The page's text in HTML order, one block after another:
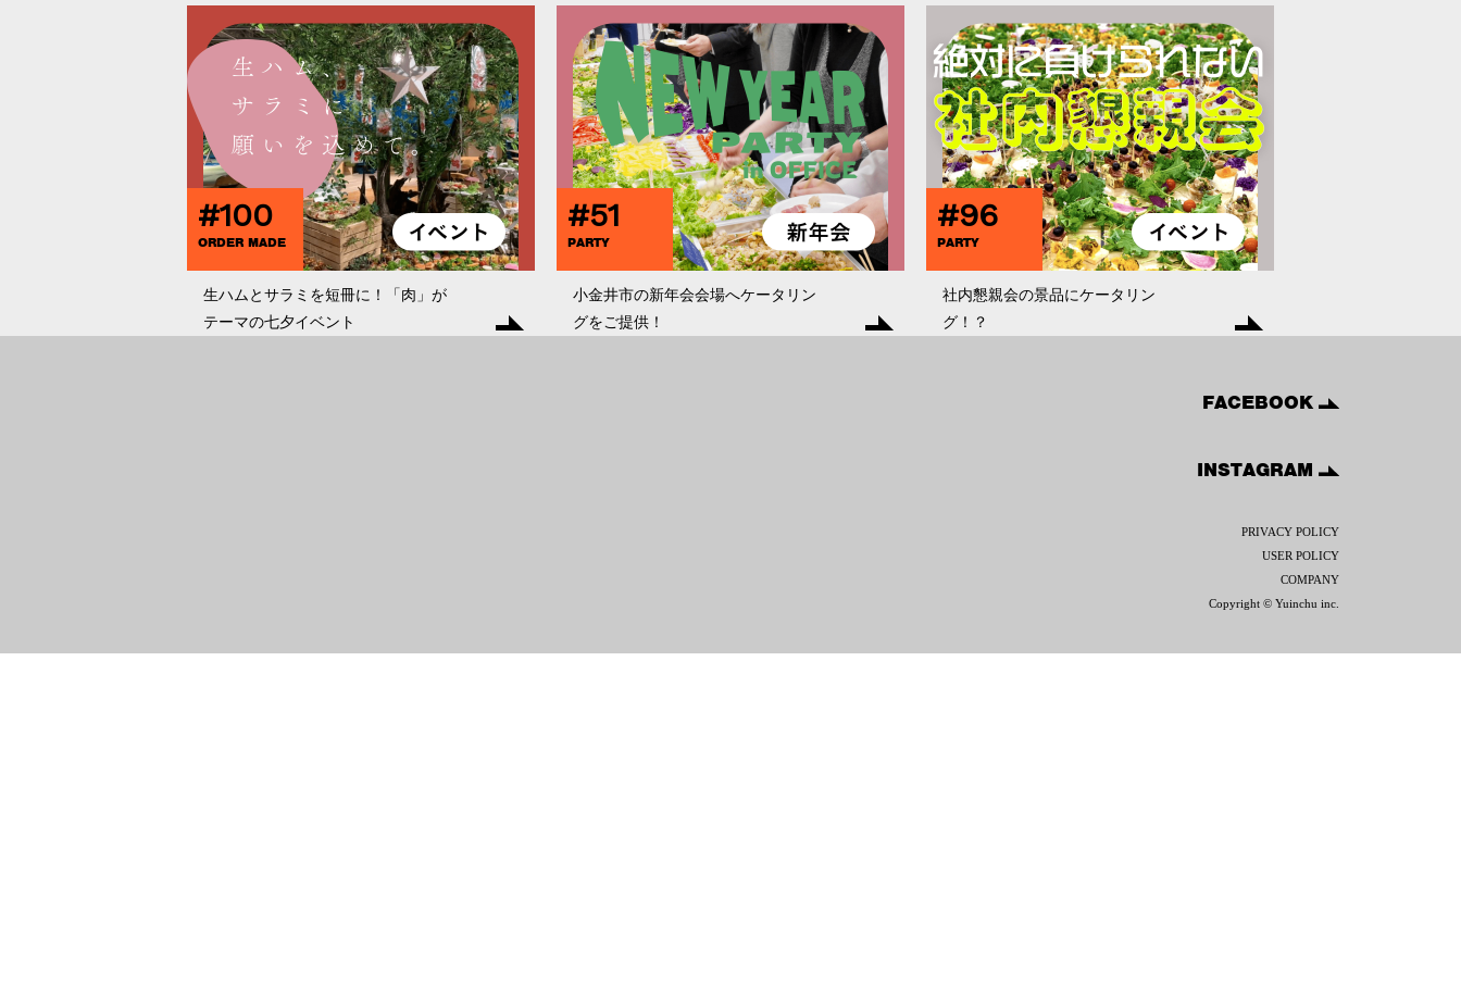
#100
ORDER MADE
生ハムとサラミを短冊に！「肉」が
テーマの七夕イベント
#51
PARTY
小金井市の新年会会場へケータリン
グをご提供！
#96
PARTY
社内懇親会の景品にケータリン
グ！？
FACEBOOK
INSTAGRAM
PRIVACY POLICY
USER POLICY
COMPANY
Copyright © Yuinchu inc.